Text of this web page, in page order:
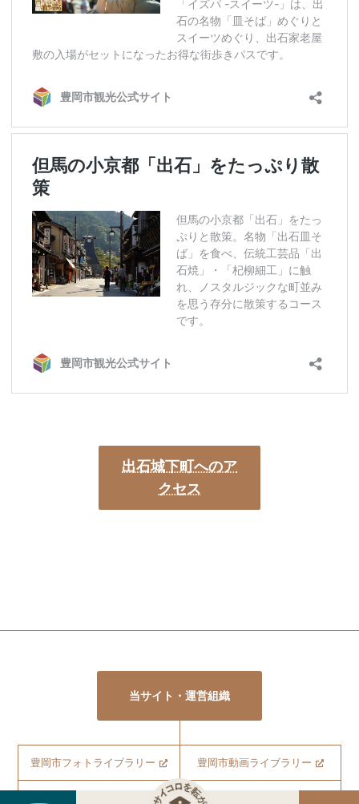
出石城下町へのア
クセス
当サイト・運営組織
豊岡市フォトライブラリー 豊岡市動画ライブラリー